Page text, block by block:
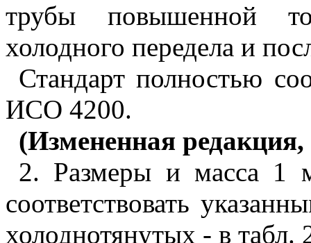
трубы повышенной
холодного передела и
Стандарт полностью
ИСО 4200.
(Измененная
2. Размеры и масса 1
соответствовать
холоднотянутых - в табл.